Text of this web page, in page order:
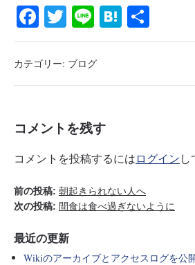
Fa
ce
bo
ok
T
wi
tte
r
Li
ne
H
at
a
有
カテゴリー: ブログ
コメントを残す
コメントを投稿するにはログインし
前の投稿: 朝起きられない人へ
次の投稿: 間食は食べ過ぎないように
最近の更新
Wikiのアーカイブとアクセスログを公